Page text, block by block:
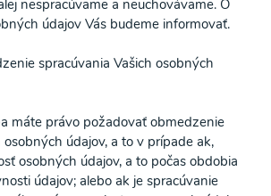
nespracúvame a neuchovávame. O
údajov Vás budeme informovať.
spracúvania Vašich osobných
máte právo požadovať obmedzenie
údajov, a to v prípade ak,
osobných údajov, a to počas obdobia
údajov; alebo ak je spracúvanie